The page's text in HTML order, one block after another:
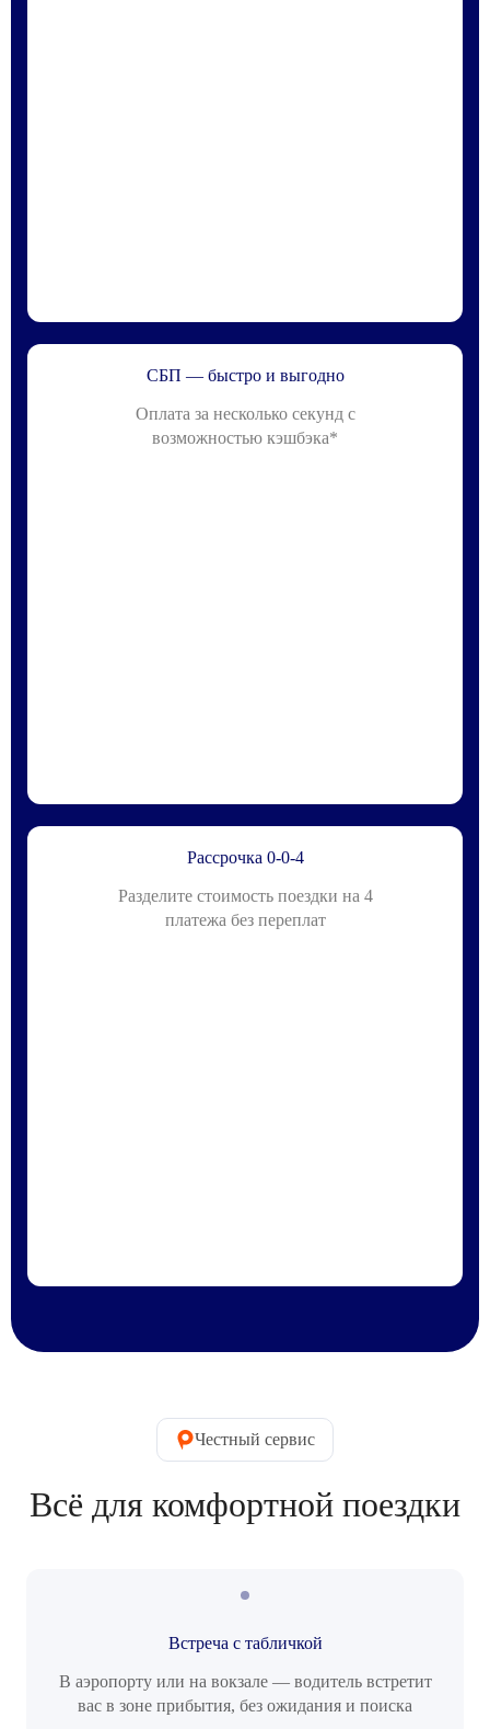
СБП — быстро и выгодно
Оплата за несколько секунд с
возможностью кэшбэка*
Рассрочка 0-0-4
Разделите стоимость поездки на 4
платежа без переплат
Честный сервис
Всё для комфортной поездки
Встреча с табличкой
В аэропорту или на вокзале — водитель встретит
вас в зоне прибытия, без ожидания и поиска